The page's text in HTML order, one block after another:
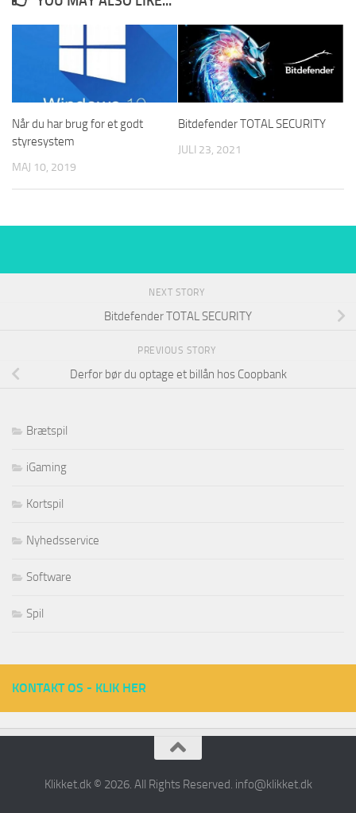
Når du har brug for et godt
styresystem
MAJ 10, 2019
Bitdefender TOTAL SECURITY
JULI 23, 2021
NEXT STORY
Bitdefender TOTAL SECURITY
PREVIOUS STORY
Derfor bør du optage et billån hos Coopbank
Brætspil
iGaming
Kortspil
Nyhedsservice
Software
Spil
KONTAKT OS - KLIK HER
Klikket.dk © 2026. All Rights Reserved. info@klikket.dk